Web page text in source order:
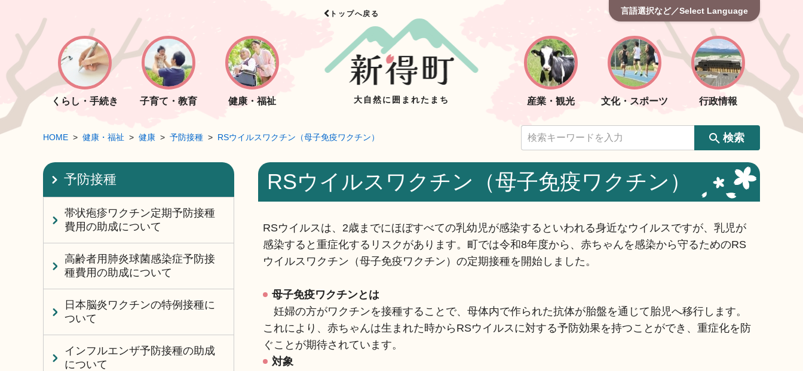
トップへ戻る
大自然に囲まれたまち
言語選択など／Select Language
くらし・手続き 子育て・教育 健康・福祉 産業・観光 文化・スポーツ 行政情報
HOME 健康・福祉 健康 予防接種 RSウイルスワクチン（母子免疫ワクチン） 検索
RSウイルスワクチン（母子免疫ワクチン）
RSウイルスは、2歳までにほぼすべての乳幼児が感染するといわれる身近なウイルスですが、乳児が
感染すると重症化するリスクがあります。町では令和8年度から、赤ちゃんを感染から守るためのRS
ウイルスワクチン（母子免疫ワクチン）の定期接種を開始しました。
母子免疫ワクチンとは
妊婦の方がワクチンを接種することで、母体内で作られた抗体が胎盤を通じて胎児へ移行します。
これにより、赤ちゃんは生まれた時からRSウイルスに対する予防効果を持つことができ、重症化を防
ぐことが期待されています。
対象
予防接種
帯状疱疹ワクチン定期予防接種
費用の助成について
高齢者用肺炎球菌感染症予防接
種費用の助成について
日本脳炎ワクチンの特例接種に
ついて
インフルエンザ予防接種の助成
について